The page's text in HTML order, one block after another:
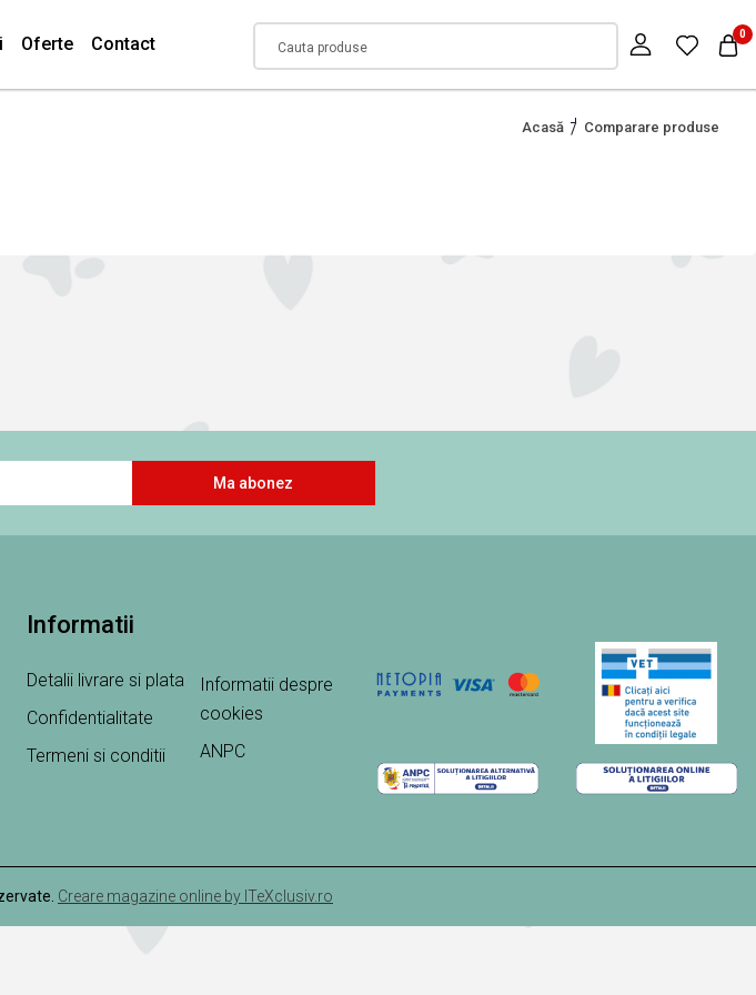
Oferte Contact 0
Acasă Comparare produse
Ma abonez
Informatii
Detalii livrare si plata
Confidentialitate
Termeni si conditii
Informatii despre
cookies
ANPC
Creare magazine online by ITeXclusiv.ro